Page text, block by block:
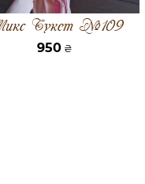
Букет №109
950₴